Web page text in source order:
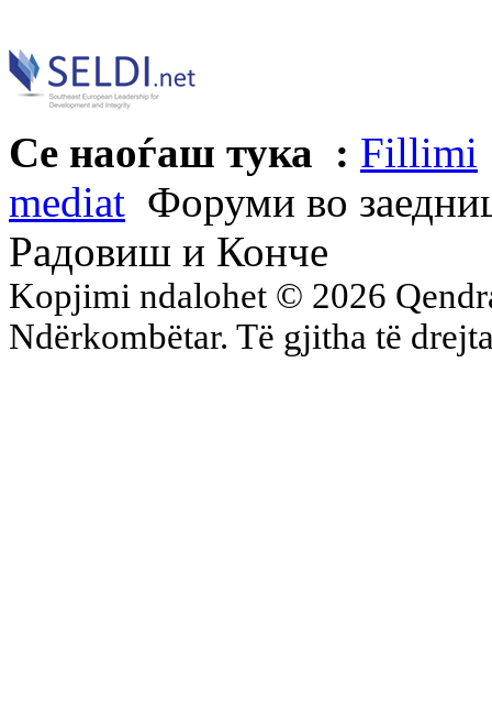
Се наоѓаш тука : Fillimi
mediat Форуми во
Радовиш и Конче
Kopjimi ndalohet © 2026
Ndërkombëtar. Të gjitha të